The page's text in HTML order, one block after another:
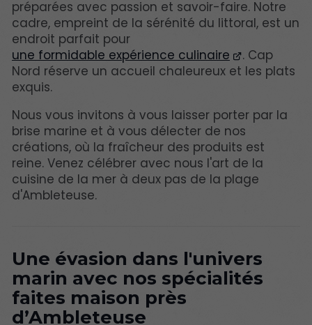
préparées avec passion et savoir-faire. Notre
cadre, empreint de la sérénité du littoral, est un
endroit parfait pour
une formidable expérience culinaire
. Cap
Nord réserve un accueil chaleureux et les plats
exquis.
Nous vous invitons à vous laisser porter par la
brise marine et à vous délecter de nos
créations, où la fraîcheur des produits est
reine. Venez célébrer avec nous l'art de la
cuisine de la mer à deux pas de la plage
d'Ambleteuse.
Une évasion dans l'univers
marin avec nos spécialités
faites maison près
d’Ambleteuse